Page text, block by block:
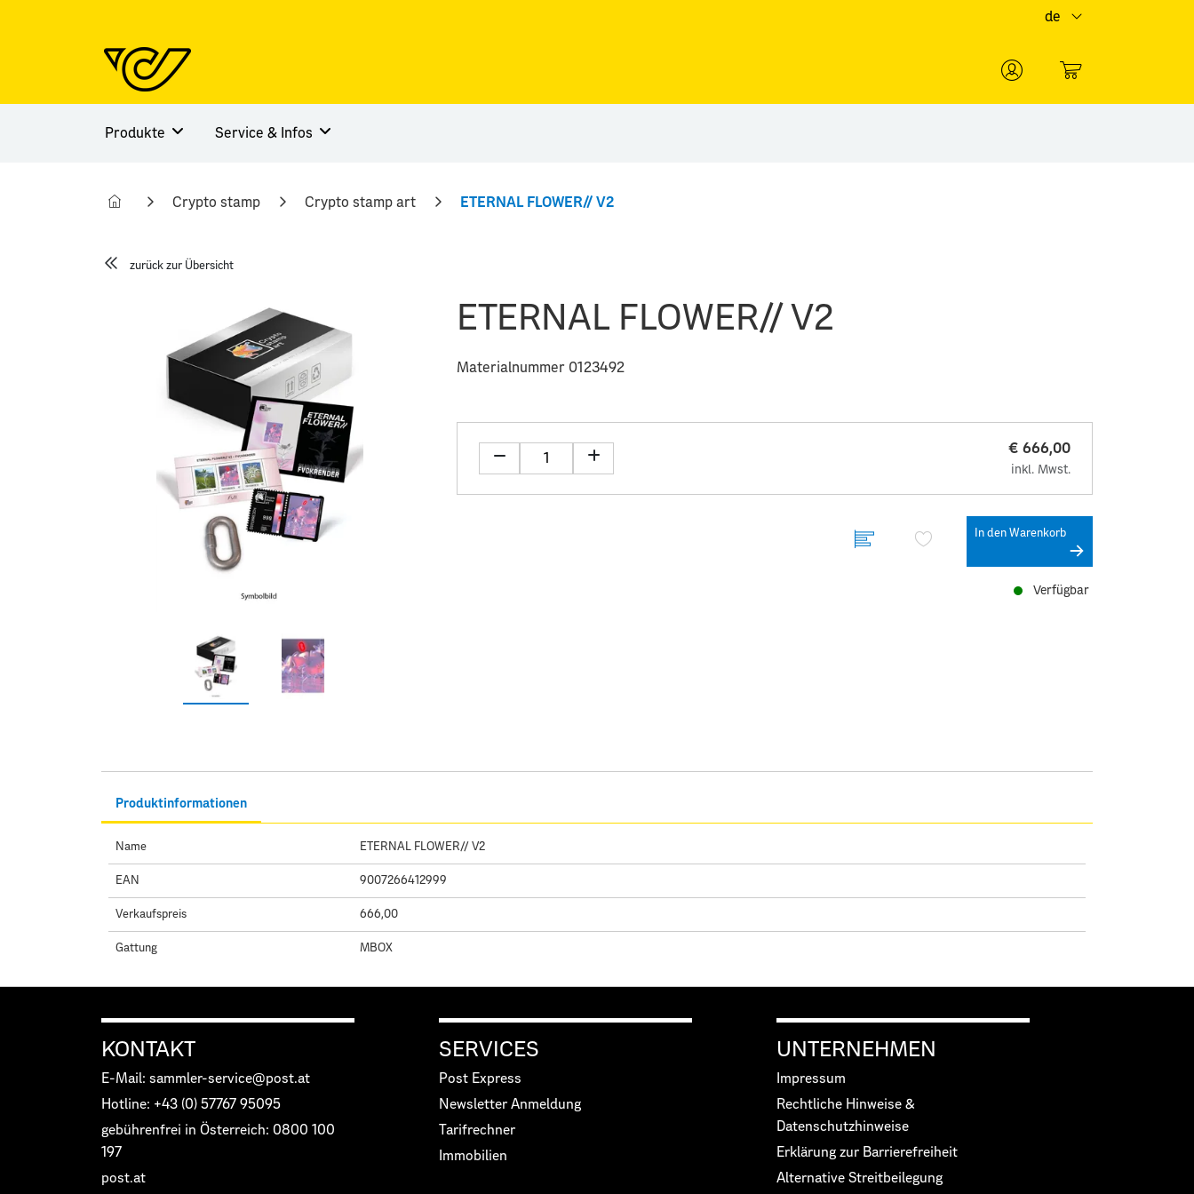
de
Produkte Service & Infos
Crypto stamp Crypto stamp art ETERNAL FLOWER// V2
zurück zur Übersicht
ETERNAL FLOWER// V2
Materialnummer 0123492
€ 666,00
inkl. Mwst.
In den Warenkorb
Verfügbar
Produktinformationen
Name ETERNAL FLOWER// V2
EAN 9007266412999
Verkaufspreis 666,00
Gattung MBOX
KONTAKT
E-Mail: sammler-service@post.at
Hotline: +43 (0) 57767 95095
gebührenfrei in Österreich: 0800 100
197
post.at
SERVICES
Post Express
Newsletter Anmeldung
Tarifrechner
Immobilien
UNTERNEHMEN
Impressum
Rechtliche Hinweise &
Datenschutzhinweise
Erklärung zur Barrierefreiheit
Alternative Streitbeilegung